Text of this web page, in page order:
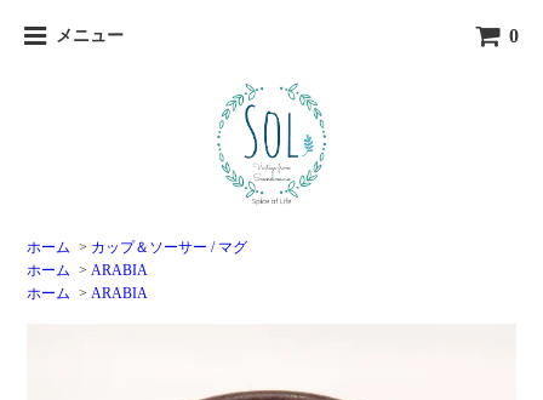
メニュー 0
ホーム > カップ＆ソーサー / マグ
ホーム > ARABIA
ホーム > ARABIA